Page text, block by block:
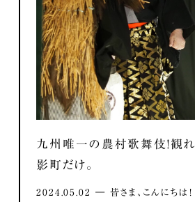
九州唯一の農村歌舞伎！観れ
影町だけ。
2024.05.02 ― 皆さま、こんにちは